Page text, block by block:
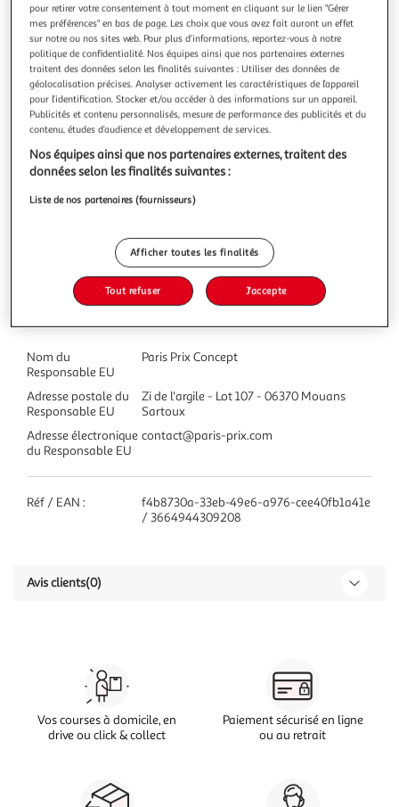
PARTY TIME
Lot de 4 ballons flamant rose 25cm multicolore
Informations Techniques : Dimensions : L. 25,5 cm Matières :
Métal & Aluminium Spécificités : Pratique & Utile Ballon
Gonflable Lot de 4 Ballons Motif Flamant Rose Couleur :
Multicolore
En savoir +
Vous voulez connaître le prix de ce produit ?
Afficher le prix
Caractéristiques
Nom du
Responsable EU
Paris Prix Concept
Adresse postale du
Responsable EU
Zi de l'argile - Lot 107 - 06370 Mouans
Sartoux
Adresse électronique
du Responsable EU
contact@paris-prix.com
Réf / EAN :
f4b8730a-33eb-49e6-a976-cee40fb1a41e
/ 3664944309208
Avis clients(0)
Vos courses à domicile, en
drive ou click & collect
Paiement sécurisé en ligne
ou au retrait
pour retirer votre consentement à tout moment en cliquant sur le lien "Gérer
mes préférences" en bas de page. Les choix que vous avez fait auront un effet
sur notre ou nos sites web. Pour plus d’informations, reportez-vous à notre
politique de confidentialité. Nos équipes ainsi que nos partenaires externes
traitent des données selon les finalités suivantes : Utiliser des données de
géolocalisation précises. Analyser activement les caractéristiques de l’appareil
pour l’identification. Stocker et/ou accéder à des informations sur un appareil.
Publicités et contenu personnalisés, mesure de performance des publicités et du
contenu, études d’audience et développement de services.
Nos équipes ainsi que nos partenaires externes, traitent des
données selon les finalités suivantes :
Liste de nos partenaires (fournisseurs)
Afficher toutes les finalités
Tout refuser J'accepte